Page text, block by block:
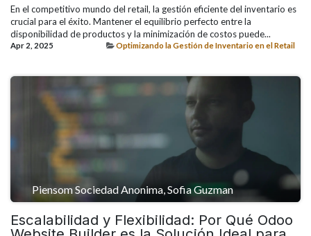
En el competitivo mundo del retail, la gestión eficiente del inventario es
crucial para el éxito. Mantener el equilibrio perfecto entre la
disponibilidad de productos y la minimización de costos puede...
Apr 2, 2025 Optimizando la Gestión de Inventario en el Retail
Piensom Sociedad Anonima, Sofia Guzman
Escalabilidad y Flexibilidad: Por Qué Odoo